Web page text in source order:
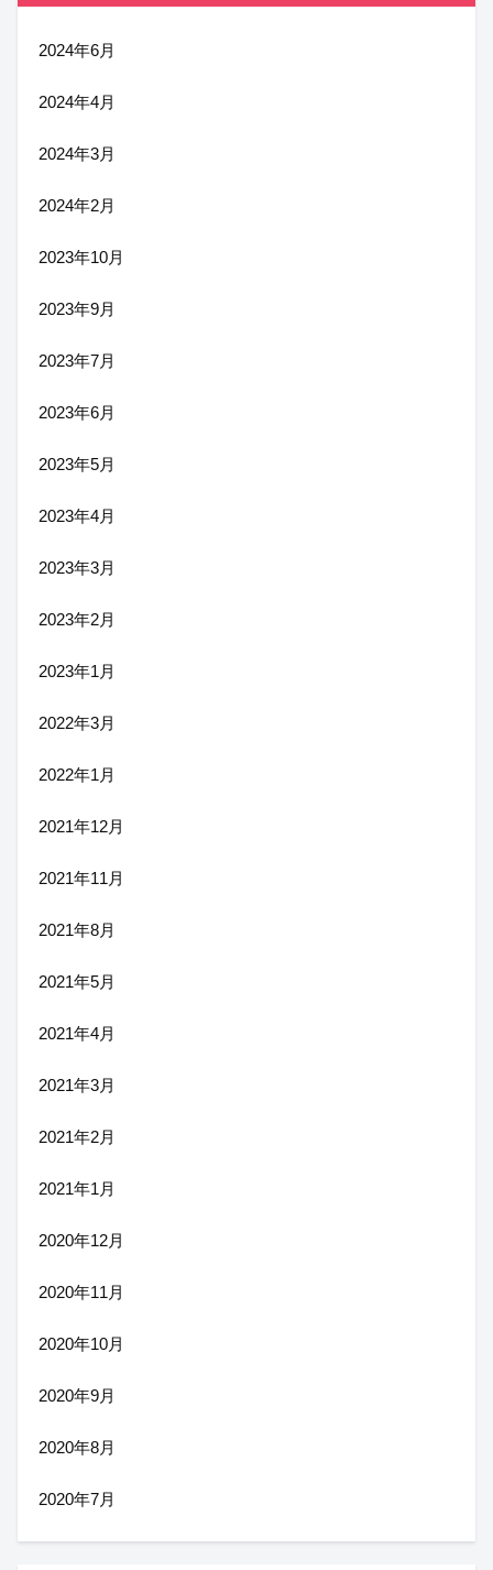
2024年6月
2024年4月
2024年3月
2024年2月
2023年10月
2023年9月
2023年7月
2023年6月
2023年5月
2023年4月
2023年3月
2023年2月
2023年1月
2022年3月
2022年1月
2021年12月
2021年11月
2021年8月
2021年5月
2021年4月
2021年3月
2021年2月
2021年1月
2020年12月
2020年11月
2020年10月
2020年9月
2020年8月
2020年7月